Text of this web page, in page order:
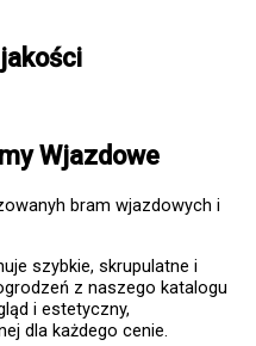
Wjazdowe
bram wjazdowych i
szybkie, skrupulatne i
z naszego katalogu
i estetyczny,
dla każdego cenie.